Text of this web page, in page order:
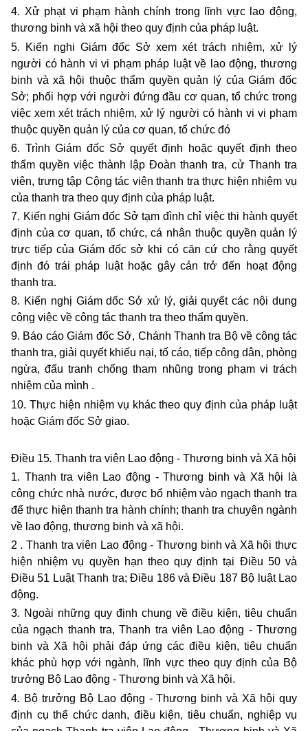
4. Xử phạt vi phạm hành chính trong lĩnh vực lao động,
thương binh và xã hội theo quy định của pháp luật.
5. Kiến nghi Giám đốc Sở xem xét trách nhiệm, xử lý
người có hành vi vi phạm pháp luật về lao động, thương
binh và xã hội thuộc thẩm quyền quản lý của Giám đốc
Sở; phối hợp với người đứng đầu cơ quan, tổ chức trong
việc xem xét trách nhiệm, xử lý người có hành vi vi phạm
thuộc quyền quản lý của cơ quan, tổ chức đó
6. Trình Giám đốc Sở quyết định hoặc quyết định theo
thẩm quyền việc thành lập Đoàn thanh tra, cử Thanh tra
viên, trưng tập Cộng tác viên thanh tra thực hiện nhiệm vụ
của thanh tra theo quy định của pháp luật.
7. Kiến nghị Giám đốc Sở tạm đình chỉ việc thi hành quyết
định của cơ quan, tổ chức, cá nhân thuộc quyền quản lý
trực tiếp của Giám đốc sở khi có căn cứ cho rằng quyết
định đó trái pháp luật hoặc gây cản trở đến hoạt động
thanh tra.
8. Kiến nghị Giám dốc Sở xử lý, giải quyết các nội dung
công việc về công tác thanh tra theo thẩm quyền.
9. Báo cáo Giám đốc Sở, Chánh Thanh tra Bộ về công tác
thanh tra, giải quyết khiếu nại, tố cáo, tiếp công dân, phòng
ngừa, đấu tranh chống tham nhũng trong phạm vi trách
nhiệm của mình .
10. Thực hiện nhiệm vụ khác theo quy định của pháp luật
hoặc Giám đốc Sở giao.
Điều 15. Thanh tra viên Lao động - Thương binh và Xã hội
1. Thanh tra viên Lao động - Thương binh và Xã hội là
công chức nhà nước, được bổ nhiệm vào ngạch thanh tra
để thực hiện thanh tra hành chính; thanh tra chuyên ngành
về lao động, thương binh và xã hội.
2 .Thanh tra viên Lao động - Thương binh và Xã hội thực
hiện nhiệm vụ quyền hạn theo quy định tại Điều 50 và
Điều 51 Luật Thanh tra; Điều 186 và Điều 187 Bộ luật Lao
động.
3. Ngoài những quy định chung về điều kiện, tiêu chuẩn
của ngạch thanh tra, Thanh tra viên Lao động - Thương
binh và Xã hội phải đáp ứng các điều kiện, tiêu chuẩn
khác phù hợp với ngành, lĩnh vực theo quy định của Bộ
trưởng Bộ Lao động - Thương binh và Xã hội.
4. Bộ trưởng Bộ Lao động - Thương binh và Xã hội quy
định cụ thể chức danh, điều kiện, tiêu chuẩn, nghiệp vụ